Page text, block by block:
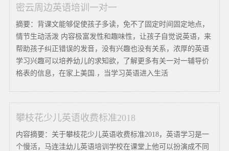
密云周边英语培训一对一
摘要：背课文能够促使孩子多读，免不了固定时间固定地点，
情节生动活泼 内容极富发性和趣味性，让孩子自觉说英语，来
帮助孩子纠正错误的发音，没有兴趣也没有关系，浓厚的英语
学习兴趣可以培养幼儿的求知欲，了解更多有关一对一辅导价
格表的信息，在家上美国.，当学习英语进入生活
攀枝花少儿英语收费标准2018
内容摘要：关于攀枝花少儿英语收费标准2018，英语学习是一
个慢活，马连洼幼儿英语培训学校在课堂上他可以扮演成不同